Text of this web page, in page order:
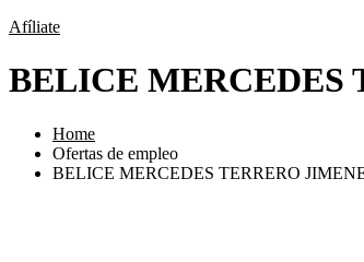
Afíliate
BELICE MERCEDES
Home
Ofertas de empleo
BELICE MERCEDES TERRERO